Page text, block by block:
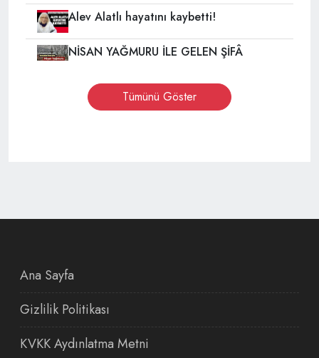
Alev Alatlı hayatını kaybetti!
NİSAN YAĞMURU İLE GELEN ŞİFÂ
Tümünü Göster
Ana Sayfa
Gizlilik Politikası
KVKK Aydınlatma Metni